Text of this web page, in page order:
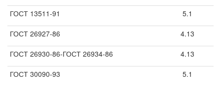
ГОСТ 13511-91 5.1
ГОСТ 26927-86 4.13
ГОСТ 26930-86-ГОСТ 26934-86 4.13
ГОСТ 30090-93 5.1